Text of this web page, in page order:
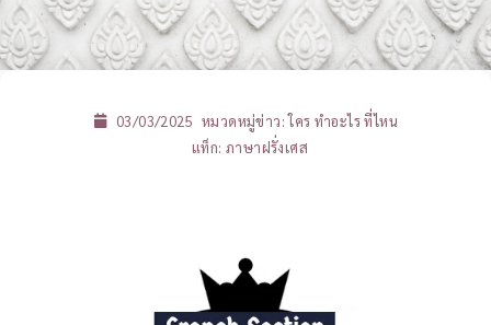
03/03/2025 หมวดหมู่ข่าว:ใคร ทำอะไร ที่ไหน
แท็ก: ภาษาฝรั่งเศส